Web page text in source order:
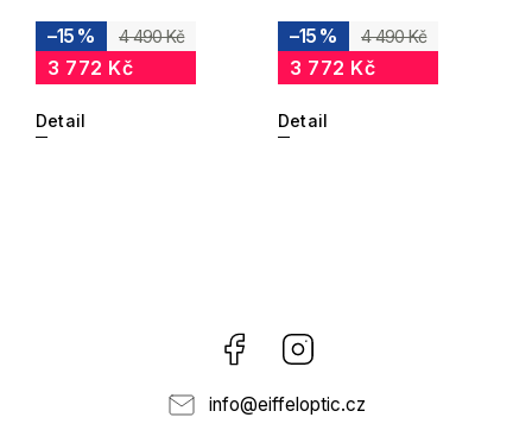
4 490 Kč
–15 %
3 772 Kč
Detail
4 490 Kč
–15 %
3 772 Kč
Detail
Facebook
info@eiffeloptic.cz